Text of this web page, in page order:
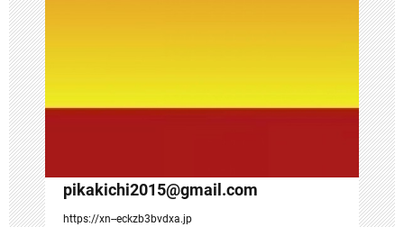
pikakichi2015@gmail.com
https://xn--eckzb3bvdxa.jp